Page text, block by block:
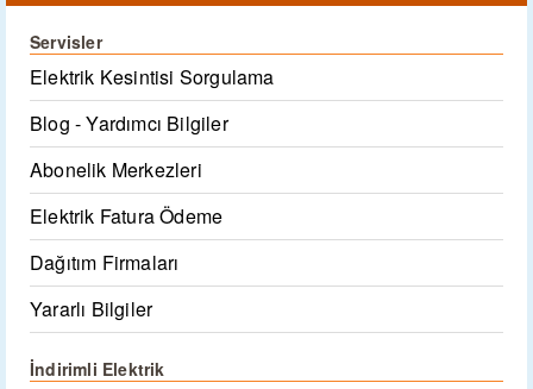
Servisler
Elektrik Kesintisi Sorgulama
Blog - Yardımcı Bilgiler
Abonelik Merkezleri
Elektrik Fatura Ödeme
Dağıtım Firmaları
Yararlı Bilgiler
İndirimli Elektrik